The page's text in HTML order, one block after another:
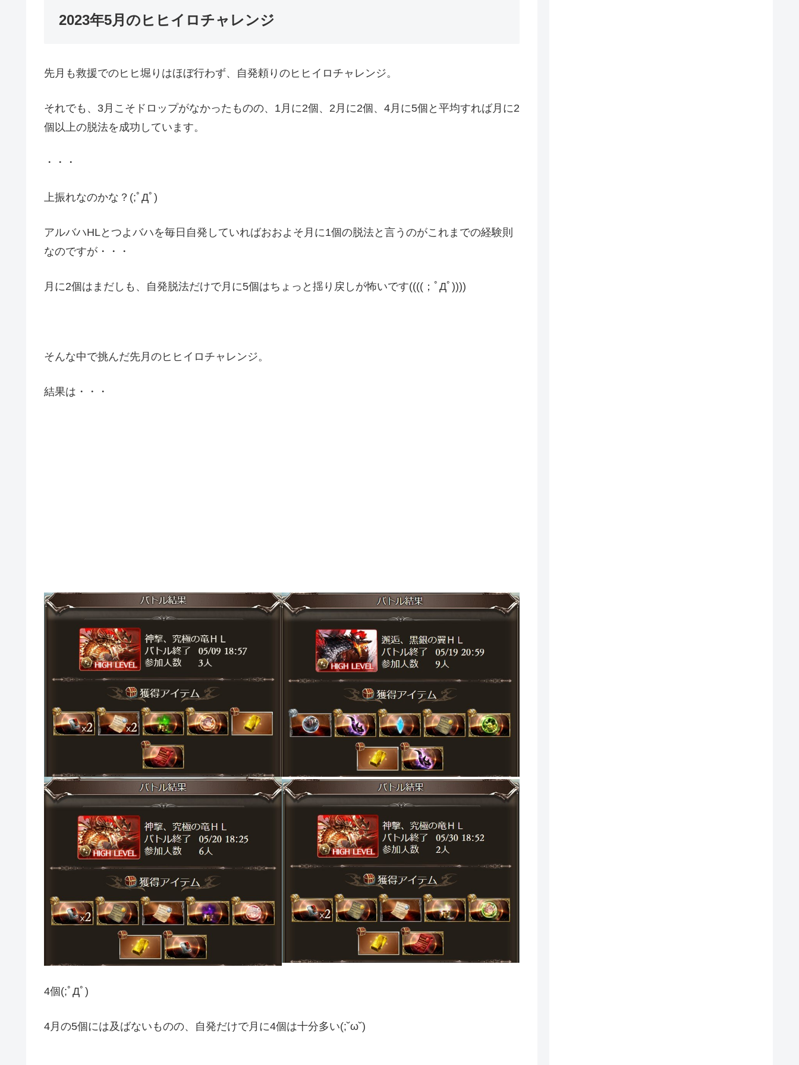
2023年5月のヒヒイロチャレンジ
先月も救援でのヒヒ堀りはほぼ行わず、自発頼りのヒヒイロチャレンジ。
それでも、3月こそドロップがなかったものの、1月に2個、2月に2個、4月に5個と平均すれば月に2
個以上の脱法を成功しています。
・・・
上振れなのかな？(;ﾟДﾟ)
アルバハHLとつよバハを毎日自発していればおおよそ月に1個の脱法と言うのがこれまでの経験則
なのですが・・・
月に2個はまだしも、自発脱法だけで月に5個はちょっと揺り戻しが怖いです((((；ﾟДﾟ))))
そんな中で挑んだ先月のヒヒイロチャレンジ。
結果は・・・
4個(;ﾟДﾟ)
4月の5個には及ばないものの、自発だけで月に4個は十分多い(;˘ω˘)